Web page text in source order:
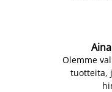
Olemme
tuotteita,